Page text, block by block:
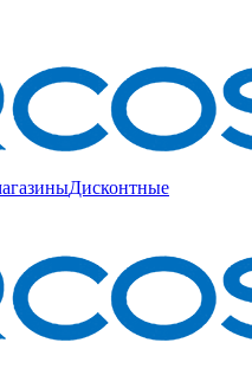
Дисконтные